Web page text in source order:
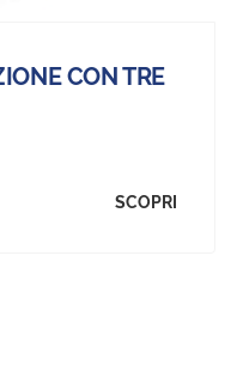
CON TRE
SCOPRI